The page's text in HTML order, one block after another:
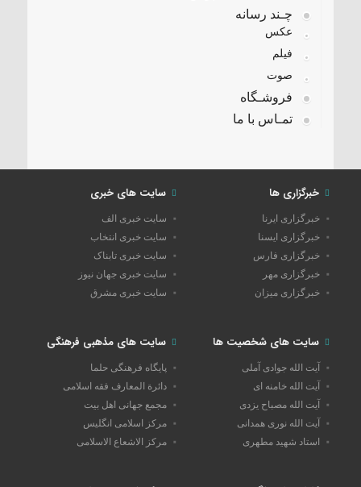
چـند رسانه
عکس
فیلم
صوت
فروشـگاه
تمـاس با ما
خبرگزاری ها
خبرگزاری ایرنا
خبرگزاری ایسنا
خبرگزاری فارس
خبرگزاری مهر
خبرگزاری میزان
سایت های خبری
سایت خبری الف
سایت خبری انتخاب
سایت خبری تابناک
سایت خبری جهان نیوز
سایت خبری مشرق
سایت های شخصیت ها
آیت الله جوادی آملی
آیت الله خامنه ای
آیت الله مصباح یزدی
آیت الله نوری همدانی
استاد شهید مطهری
سایت های مذهبی فرهنگی
پایگاه فرهنگی حلما
دائرة المعارف فقه اسلامی
مجمع جهانی اهل بیت
مرکز اسلامی انگلیس
مرکز الاشعاع الاسلامی